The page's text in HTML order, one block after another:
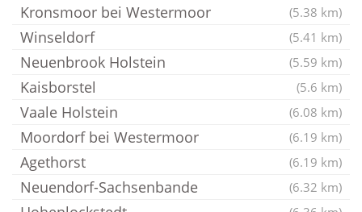
Kronsmoor bei Westermoor (5.38 km)
Winseldorf (5.41 km)
Neuenbrook Holstein (5.59 km)
Kaisborstel (5.6 km)
Vaale Holstein (6.08 km)
Moordorf bei Westermoor (6.19 km)
Agethorst (6.19 km)
Neuendorf-Sachsenbande (6.32 km)